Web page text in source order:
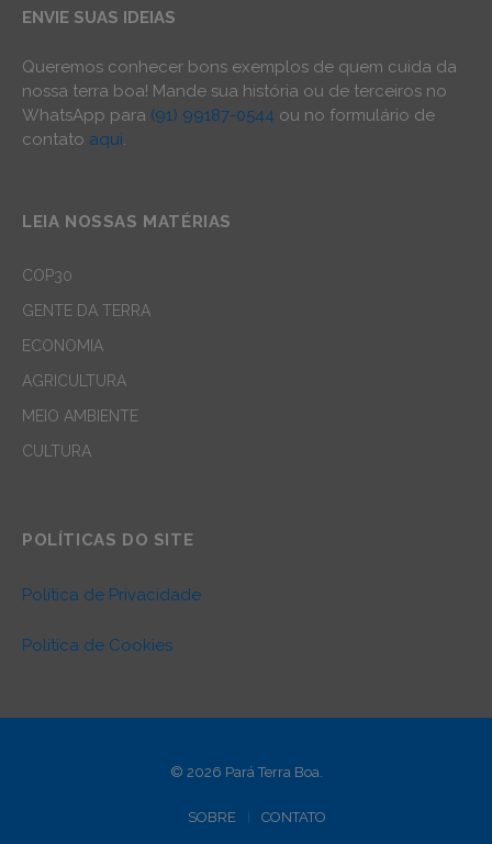
ENVIE SUAS IDEIAS
Queremos conhecer bons exemplos de quem cuida da
nossa terra boa! Mande sua história ou de terceiros no
WhatsApp para (91) 99187-0544 ou no formulário de
contato aqui.
LEIA NOSSAS MATÉRIAS
COP30
GENTE DA TERRA
ECONOMIA
AGRICULTURA
MEIO AMBIENTE
CULTURA
POLÍTICAS DO SITE
Política de Privacidade
Política de Cookies
© 2026 Pará Terra Boa.
SOBRE CONTATO